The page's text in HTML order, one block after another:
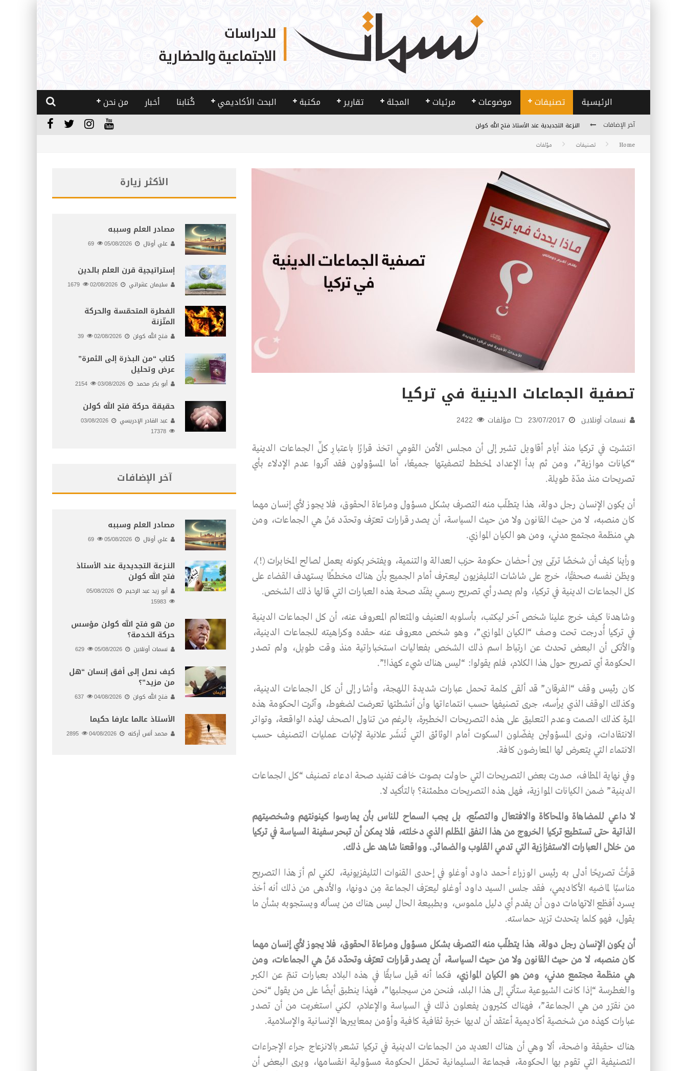
الرئيسية تصنيفات موضوعات مرئيات المجلة تقارير مكتبة البحث الأكاديمي كُتابنا أخبار من نحن
آخر الإضافات
من هو فتح الله كولن مؤسس حركة الخدمة؟
كيف نصل إلى أفق إنسان “هل من مزيد”؟
الأستاذ عالما عارفا حكيما
مصادر العلم وسببه
النـزعة التجديدية عند الأستاذ فتح الله كولن
Home تصنيفات مؤلفات
تصفية الجماعات الدينية في تركيا
نسمات أونلاين 23/07/2017 مؤلفات
انتشرت في تركيا منذ أيام أقاويل تشير إلى أن مجلس الأمن القومي اتخذ قرارًا باعتبارِ كلِّ الجماعات الدينية
“كيانات موازية”، ومن ثم بدأ الإعداد لمخطط لتصفيتها جميعًا، أما المسؤولون فقد آثروا عدم الإدلاء بأي
تصريحات منذ مدّة طويلة.
أن يكون الإنسان رجل دولة، هذا يتطلّب منه التصرف بشكل مسؤول ومراعاة الحقوق، فلا يجوز لأي إنسان مهما
كان منصبه، لا من حيث القانون ولا من حيث السياسة، أن يصدر قرارات تعرّف وتحدّد مَنْ هي الجماعات، ومن
هي منظمة مجتمع مدني، ومن هو الكيان الموازي.
ورأينا كيف أن شخصًا تربّى بين أحضان حكومة حزب العدالة والتنمية، ويفتخر بكونه يعمل لصالح المخابرات (!)،
ويظن نفسه صحفيًّا، خرج على شاشات التليفزيون ليعترف أمام الجميع بأن هناك مخططًا يستهدف القضاء على
كل الجماعات الدينية في تركيا، ولم يصدر أي تصريح رسمي يفنّد صحة هذه العبارات التي قالها ذلك الشخص.
وشاهدنا كيف خرج علينا شخص آخر ليكتب، بأسلوبه العنيف والمتعالم المعروف عنه، أن كل الجماعات الدينية
في تركيا أُدرجت تحت وصف “الكيان الموازي”، وهو شخص معروف عنه حقده وكراهيته للجماعات الدينية،
والأنكى أن البعض تحدث عن ارتباط اسم ذلك الشخص بفعاليات استخباراتية منذ وقت طويل، ولم تصدر
الحكومة أي تصريح حول هذا الكلام، فلم يقولوا: “ليس هناك شيء كهذا!”.
كان رئيس وقف “الفرقان” قد ألقى كلمة تحمل عبارات شديدة اللهجة، وأشار إلى أن كل الجماعات الدينية،
وكذلك الوقف الذي يرأسه، جرى تصنيفها حسب انتماءاتها وأن أنشطتها تعرضت لضغوط، وآثرت الحكومة هذه
المرة كذلك الصمت وعدم التعليق على هذه التصريحات الخطيرة، بالرغم من تناول الصحف لهذه الواقعة، وتواتر
الانتقادات، ونرى المسؤولين يفضّلون السكوت أمام الوثائق التي تُنشَر علانية لإثبات عمليات التصنيف حسب
الانتماء التي يتعرض لها المعارضون كافة.
وفي نهاية المطاف، صدرت بعض التصريحات التي حاولت بصوت خافت تفنيد صحة ادعاء تصنيف “كل الجماعات
الدينية” ضمن الكيانات الموازية، فهل هذه التصريحات مطمئنة؟ بالتأكيد لا.
لا داعي للمضاهاة والمحاكاة والافتعال والتصنّع، بل يجب السماح للناس بأن يمارسوا كينونتهم وشخصيتهم
الذاتية حتى تستطيع تركيا الخروج من هذا النفق المظلم الذي دخلته، فلا يمكن أن تبحرسفينة السياسة في تركيا
من خلال العبارات الاستفزازية التي تدمي القلوب والضمائر.. وواقعنا شاهد على ذلك.
قرأتُ تصريحًا أدلى به رئيس الوزراء أحمد داود أوغلو في إحدى القنوات التليفزيونية، لكني لم أرَ هذا التصريح
مناسبًا لماضيه الأكاديمي، فقد جلس السيد داود أوغلو ليعرّف الجماعة مِن دونها، والأدهى من ذلك أنه أخذ
يسرد أفظع الاتهامات دون أن يقدم أي دليل ملموس، وبطبيعة الحال ليس هناك من يسأله ويستجوبه بشأن ما
يقول، فهو كلما يتحدث تزيد حماسته.
أن يكون الإنسان رجل دولة، هذا يتطلّب منه التصرف بشكل مسؤول ومراعاة الحقوق، فلايجوزلأي إنسان مهما
كان منصبه، لا من حيث القانون ولا من حيث السياسة، أن يصدرقرارات تعرّف وتحدّد مَنْ هي الجماعات، ومن
هي منظمة مجتمع مدني، ومن هو الكيان الموازي، فكما أنه قيل سابقًا في هذه البلاد بعبارات تنمّ عن الكبر
والغطرسة “إذا كانت الشيوعية ستأتي إلى هذا البلد، فنحن من سيجلبها”، فهذا ينطبق أيضًا على من يقول “نحن
من نقرّر من هي الجماعة”، فهناك كثيرون يفعلون ذلك في السياسة والإعلام، لكني استغربت من أن تصدر
عبارات كهذه من شخصية أكاديمية أعتقد أن لديها خبرة ثقافية كافية وأؤمن بمعاييرها الإنسانية والإسلامية.
هناك حقيقة واضحة، ألا وهي أن هناك العديد من الجماعات الدينية في تركيا تشعر بالانزعاج جراء الإجراءات
التصنيفية التي تقوم بها الحكومة، فجماعة السليمانية تحمّل الحكومة مسؤولية انقسامها، ويرى البعض أن
الأكثر زيارة
مصادر العلم وسببه
علي أونال 05/08/2026
إستراتيجية قرن العلم بالدين
سليمان عشراتي 02/08/2026
الفطرة المتحمّسة والحركة
المتّزنة
فتح الله كولن 02/08/2026
كتاب “من البذرة إلى الثمرة”
عرض وتحليل
أبو بكر محمد 03/08/2026
حقيقة حركة فتح الله كولن
عبد القادر الإدريسي
03/08/2026
آخر الإضافات
مصادر العلم وسببه
علي أونال 05/08/2026
النـزعة التجديدية عند الأستاذ
فتح الله كولن
أبو زيد عبد الرحيم
05/08/2026
من هو فتح الله كولن مؤسس
حركة الخدمة؟
نسمات أونلاين 05/08/2026
كيف نصل إلى أفق إنسان “هل
من مزيد”؟
فتح الله كولن 04/08/2026
الأستاذ عالما عارفا حكيما
محمد أنس أركنه 04/08/2026